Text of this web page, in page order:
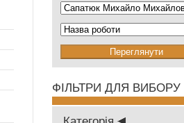
ФІЛЬТРИ ДЛЯ ВИБОРУ